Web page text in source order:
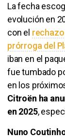
La fecha
evolución en
con el
prórroga del
iban en el
fue tumbado
en los
Citroën ha
en 2025,
Nuno